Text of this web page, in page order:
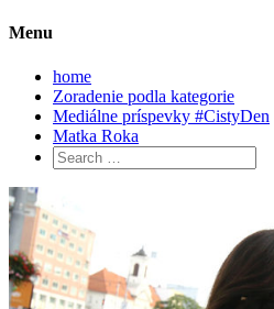
Menu
home
Zoradenie podla kategorie
Mediálne príspevky #CistyDen
Matka Roka
Search
for:
Skip
to
content